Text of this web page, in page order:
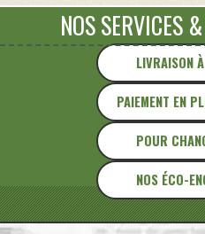
LIVRAISON
PAIEMENT EN
NOS SERVICES &
POUR
NOS ÉCO-